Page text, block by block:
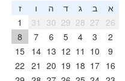
א ב ג ד ה
ז
26
27
28
29
30
31
2
3
4
5
6
7
8
9
10
11
12
13
14
15
16
17
18
19
20
21
22